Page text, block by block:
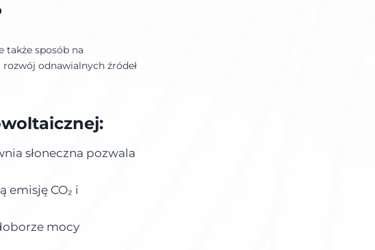
także sposób na
odnawialnych źródeł
słoneczna pozwala
emisję CO₂ i
mocy